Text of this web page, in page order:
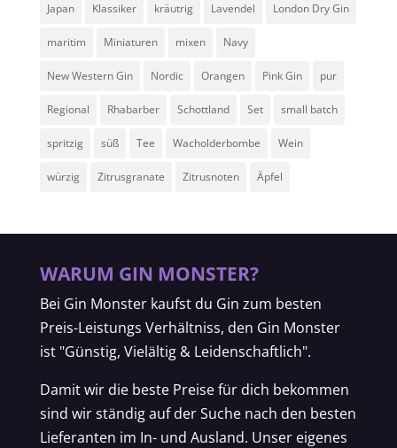
Japan Klassiker kräutrig Lavendel London Dry Gin
maritim Miniaturen mixen Navy
New Western Gin Nordic Orangen Pink Gin pur
Regional Rhabarber Schottland Set small batch
spritzig süß Tee Wacholderbombe Wein
würzig Zitrusgranate Zitrusnoten Äpfel
WARUM GIN MONSTER?
Bei Gin Monster kaufst du Gin zum besten
Preis-Leistungs Verhältniss, den Gin Monster
ist "Günstig, Vielältig & Leidenschaftlich".
Damit wir die beste Preise für dich bekommen
sind wir ständig auf der Suche nach den besten
Lieferanten im In- und Ausland. Unser eigenes